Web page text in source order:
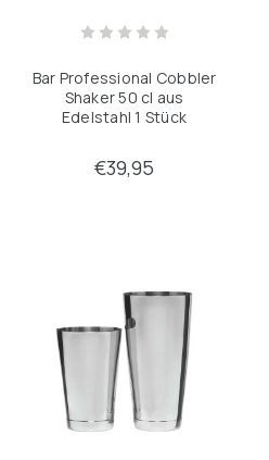
Keine Filter angewendet
Bar Professional Cobbler
Shaker 50 cl aus
Edelstahl 1 Stück
€39,95